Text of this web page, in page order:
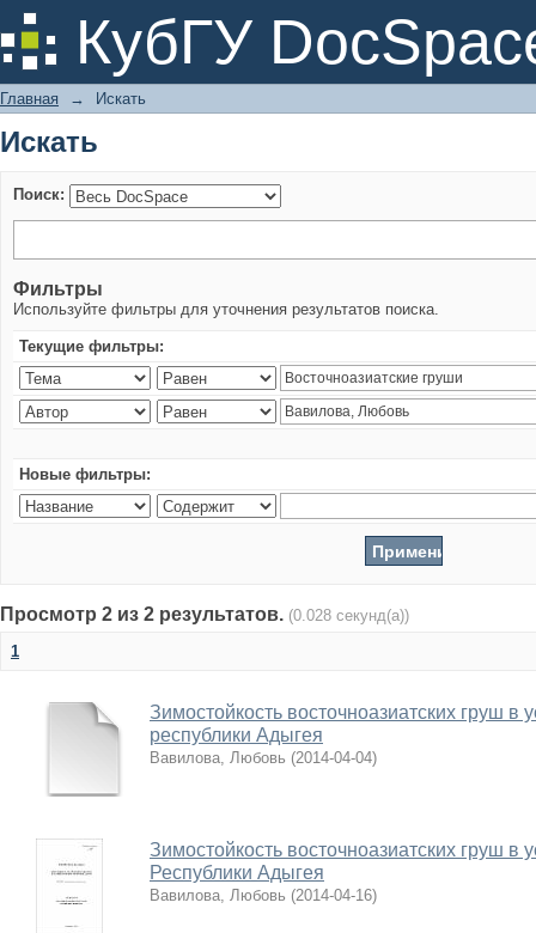
КубГУ
Искать
Главная → Искать
Искать
Поиск:
Фильтры
Используйте фильтры для уточнения результатов поиска.
Текущие фильтры:
Новые фильтры:
Просмотр 2 из 2 результатов. (0.028 секунд(а))
1
Зимостойкость восточноазиатских груш в
республики Адыгея
Вавилова, Любовь (2014-04-04)
Зимостойкость восточноазиатских груш в
Республики Адыгея
Вавилова, Любовь (2014-04-16)